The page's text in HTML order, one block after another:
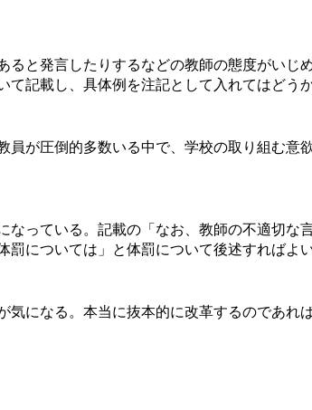
と発言したりするなどの教師の態度がいじ
記載し、具体例を注記として入れてはどう
が圧倒的多数いる中で、学校の取り組む意
っている。記載の「なお、教師の不適切な
については」と体罰について後述すればよい
になる。本当に抜本的に改革するのであれ